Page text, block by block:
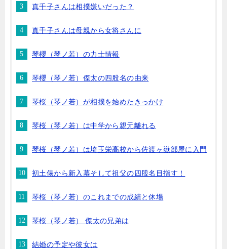
真千子さんは相撲嫌いだった？
真千子さんは母親から女将さんに
琴櫻（琴ノ若）の力士情報
琴櫻（琴ノ若）傑太の四股名の由来
琴桜（琴ノ若）が相撲を始めたきっかけ
琴桜（琴ノ若）は中学から親元離れる
琴桜（琴ノ若）は埼玉栄高校から佐渡ヶ嶽部屋に入門
初土俵から新入幕そして祖父の四股名目指す！
琴桜（琴ノ若）のこれまでの成績と休場
琴桜（琴ノ若） 傑太の兄弟は
結婚の予定や彼女は